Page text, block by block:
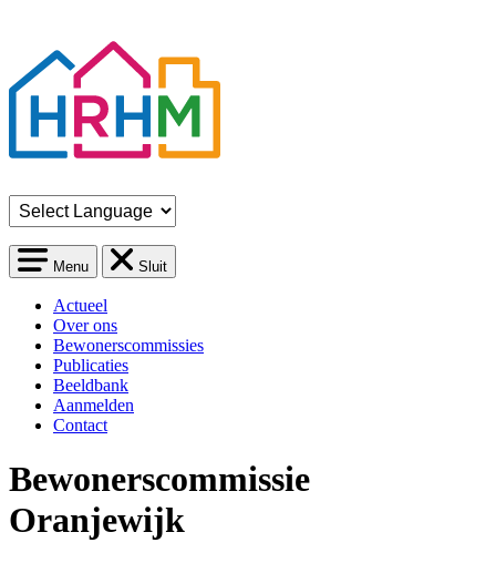
Menu Sluit
Actueel
Over ons
Bewonerscommissies
Publicaties
Beeldbank
Aanmelden
Contact
Bewonerscommissie
Oranjewijk